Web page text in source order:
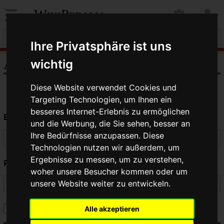
Ihre Privatsphäre ist uns
wichtig
Diese Website verwendet Cookies und
Targeting Technologien, um Ihnen ein
besseres Internet-Erlebnis zu ermöglichen
und die Werbung, die Sie sehen, besser an
Ihre Bedürfnisse anzupassen. Diese
Technologien nutzen wir außerdem, um
Ergebnisse zu messen, um zu verstehen,
woher unsere Besucher kommen oder um
unsere Website weiter zu entwickeln.
Alle akzeptieren
WikiPedalia
Anmelden
Benutzername
Passwort
Angemeldet bleiben